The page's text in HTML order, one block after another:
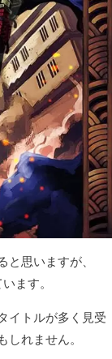
思いますが、
ます。
イトルが多く見受
れません。